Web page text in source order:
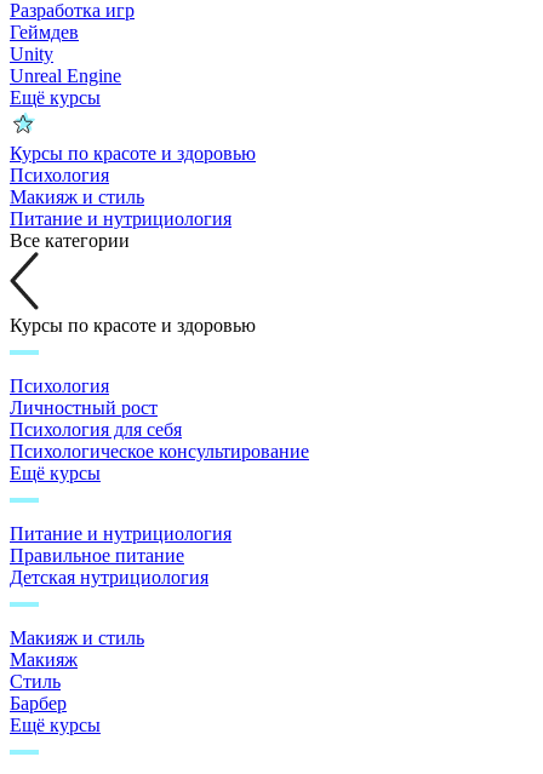
Разработка игр
Геймдев
Unity
Unreal Engine
Ещё курсы
Курсы по красоте и здоровью
Психология
Макияж и стиль
Питание и нутрициология
Все категории
Курсы по красоте и здоровью
Психология
Личностный рост
Психология для себя
Психологическое консультирование
Ещё курсы
Питание и нутрициология
Правильное питание
Детская нутрициология
Макияж и стиль
Макияж
Стиль
Барбер
Ещё курсы